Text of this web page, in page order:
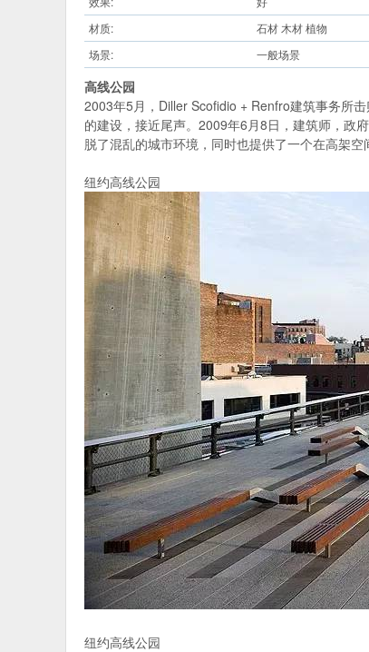
材质:
石材 木材 植物
场景:
一般场景
高线公园
2003年5月，Diller Scofidio + Renfro建筑事务所
的建设，接近尾声。2009年6月8日，建筑师，政
脱了混乱的城市环境，同时也提供了一个在高架空
纽约高线公园
纽约高线公园